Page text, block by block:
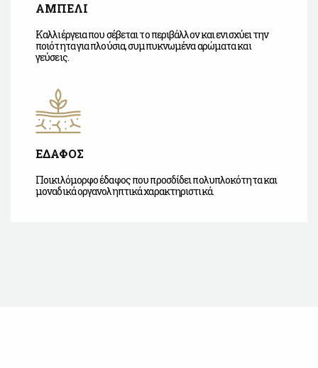
ΑΜΠΕΛΙ
Καλλιέργεια που σέβεται το περιβάλλον και ενισχύει την
ποιότητα για πλούσια, συμπυκνωμένα αρώματα και
γεύσεις.
ΕΔΑΦΟΣ
Ποικιλόμορφο έδαφος που προσδίδει πολυπλοκότητα και
μοναδικά οργανοληπτικά χαρακτηριστικά.